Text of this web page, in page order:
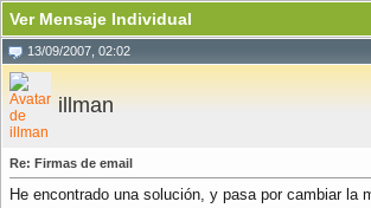
Ver Mensaje Individual
13/09/2007, 02:02
illman
Re: Firmas de email
He encontrado una solución, y pasa por cambiar